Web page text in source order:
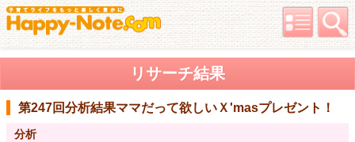
リサーチ結果
第247回分析結果ママだって欲しいＸ'masプレゼント！
分析